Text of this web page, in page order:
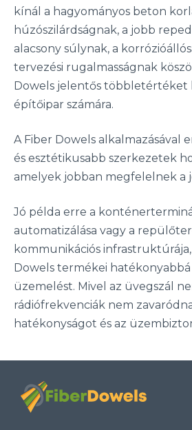
kínál a hagyományos beton
húzószilárdságnak, a jobb
alacsony súlynak, a
tervezési rugalmasságnak
Dowels jelentős többletértéket
építőipar számára.
A Fiber Dowels alkalmazásával
és esztétikusabb szerkezetek
amelyek jobban megfelelnek a
Jó példa erre a
automatizálása vagy a
kommunikációs
Dowels termékei hatékonyabbá
üzemelést. Mivel az üvegszál
rádiófrekvenciák nem
hatékonyságot és az